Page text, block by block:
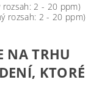
2 - 20 ppm)
rozsah: 2 - 20 ppm)
NA TRHU
KTORÉ